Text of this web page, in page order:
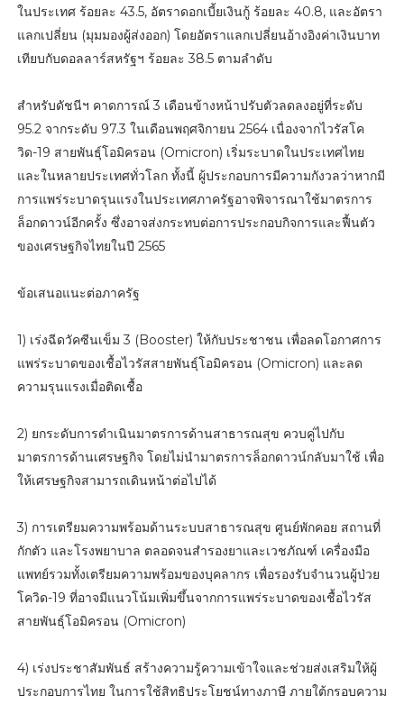
ในประเทศ ร้อยละ 43.5, อัตราดอกเบี้ยเงินกู้ ร้อยละ 40.8, และอัตรา
แลกเปลี่ยน (มุมมองผู้ส่งออก) โดยอัตราแลกเปลี่ยนอ้างอิงค่าเงินบาท
เทียบกับดอลลาร์สหรัฐฯ ร้อยละ 38.5 ตามลำดับ
สำหรับดัชนีฯ คาดการณ์ 3 เดือนข้างหน้าปรับตัวลดลงอยู่ที่ระดับ
95.2 จากระดับ 97.3 ในเดือนพฤศจิกายน 2564 เนื่องจากไวรัสโค
วิด-19 สายพันธุ์โอมิครอน (Omicron) เริ่มระบาดในประเทศไทย
และในหลายประเทศทั่วโลก ทั้งนี้ ผู้ประกอบการมีความกังวลว่าหากมี
การแพร่ระบาดรุนแรงในประเทศภาครัฐอาจพิจารณาใช้มาตรการ
ล็อกดาวน์อีกครั้ง ซึ่งอาจส่งกระทบต่อการประกอบกิจการและฟื้นตัว
ของเศรษฐกิจไทยในปี 2565
ข้อเสนอแนะต่อภาครัฐ
1) เร่งฉีดวัคซีนเข็ม 3 (Booster) ให้กับประชาชน เพื่อลดโอกาศการ
แพร่ระบาดของเชื้อไวรัสสายพันธุ์โอมิครอน (Omicron) และลด
ความรุนแรงเมื่อติดเชื้อ
2) ยกระดับการดำเนินมาตรการด้านสาธารณสุข ควบคู่ไปกับ
มาตรการด้านเศรษฐกิจ โดยไม่นำมาตรการล็อกดาวน์กลับมาใช้ เพื่อ
ให้เศรษฐกิจสามารถเดินหน้าต่อไปได้
3) การเตรียมความพร้อมด้านระบบสาธารณสุข ศูนย์พักคอย สถานที่
กักตัว และโรงพยาบาล ตลอดจนสำรองยาและเวชภัณฑ์ เครื่องมือ
แพทย์รวมทั้งเตรียมความพร้อมของบุคลากร เพื่อรองรับจำนวนผู้ป่วย
โควิด-19 ที่อาจมีแนวโน้มเพิ่มขึ้นจากการแพร่ระบาดของเชื้อไวรัส
สายพันธุ์โอมิครอน (Omicron)
4) เร่งประชาสัมพันธ์ สร้างความรู้ความเข้าใจและช่วยส่งเสริมให้ผู้
ประกอบการไทย ในการใช้สิทธิประโยชน์ทางภาษี ภายใต้กรอบความ